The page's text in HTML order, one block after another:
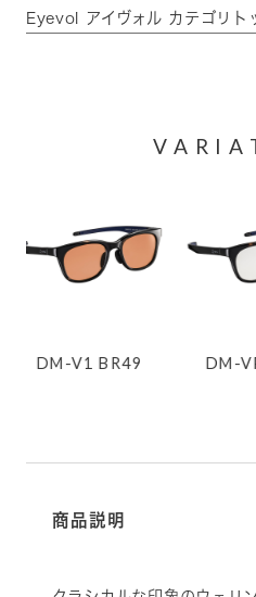
Eyevol アイヴォル カテゴリト
DM-VP BR15
商品説明